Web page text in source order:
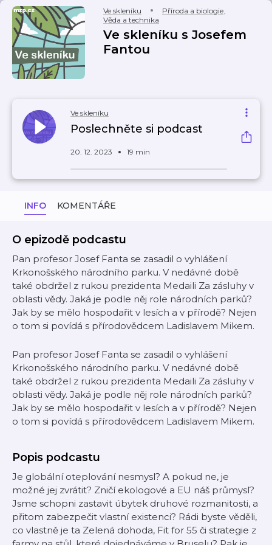
Ve skleníku Příroda a biologie,
Věda a technika
Ve skleníku s Josefem
Fantou
Ve skleníku
Poslechněte si podcast
20. 12. 2023 19 min
INFO KOMENTÁŘE
O epizodě podcastu
Pan profesor Josef Fanta se zasadil o vyhlášení
Krkonošského národního parku. V nedávné době
také obdržel z rukou prezidenta Medaili Za zásluhy v
oblasti vědy. Jaká je podle něj role národních parků?
Jak by se mělo hospodařit v lesích a v přírodě? Nejen
o tom si povídá s přírodovědcem Ladislavem Mikem.
Pan profesor Josef Fanta se zasadil o vyhlášení
Krkonošského národního parku. V nedávné době
také obdržel z rukou prezidenta Medaili Za zásluhy v
oblasti vědy. Jaká je podle něj role národních parků?
Jak by se mělo hospodařit v lesích a v přírodě? Nejen
o tom si povídá s přírodovědcem Ladislavem Mikem.
Popis podcastu
Je globální oteplování nesmysl? A pokud ne, je
možné jej zvrátit? Zničí ekologové a EU náš průmysl?
Jsme schopni zastavit úbytek druhové rozmanitosti, a
přitom zabezpečit vlastní existenci? Rádi byste věděli,
co vlastně je ta Zelená dohoda, Fit for 55 či strategie z